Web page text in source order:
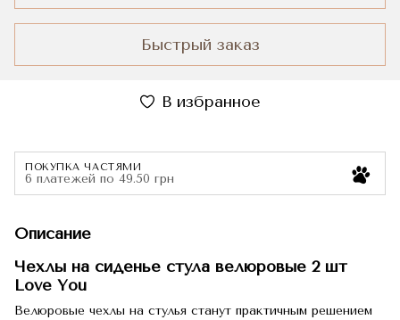
Быстрый заказ
В избранное
ПОКУПКА ЧАСТЯМИ
6 платежей по 49.50 грн
Описание
Чехлы на сиденье стула велюровые 2 шт
Love You
Велюровые чехлы на стулья станут практичным решением